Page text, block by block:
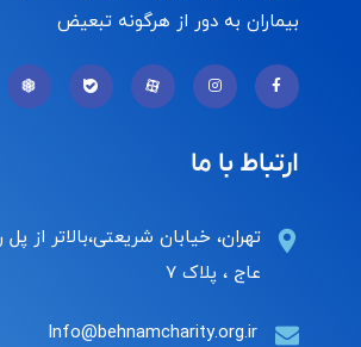
بیماران به دور از هرگونه تبعیض
ارتباط با ما
تهران، خیابان شریعتی،بالاتر از
عاج ، پلاک ۷
Info@behnamcharity.org.ir